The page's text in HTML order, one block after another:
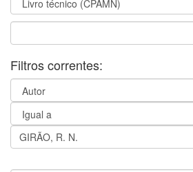
Filtros correntes: